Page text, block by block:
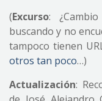
(Excurso:
buscando y no
tampoco tienen
otros tan poco…)
Actualización: